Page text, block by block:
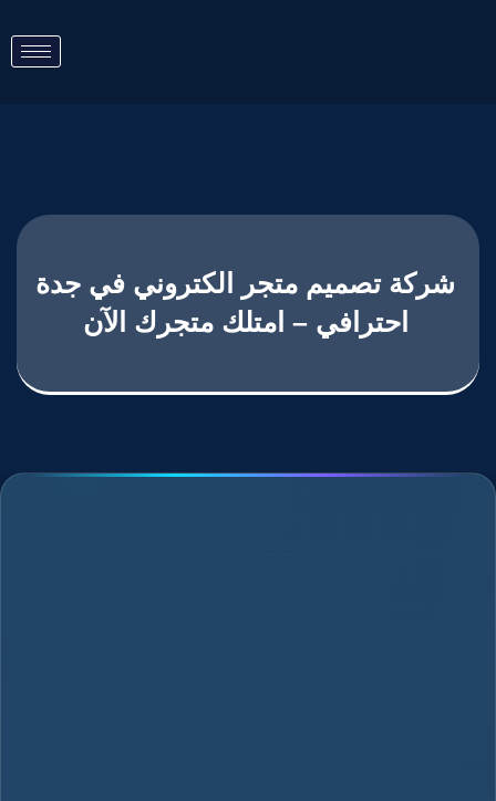
شركة تصميم متجر الكتروني في جدة
احترافي – امتلك متجرك الآن